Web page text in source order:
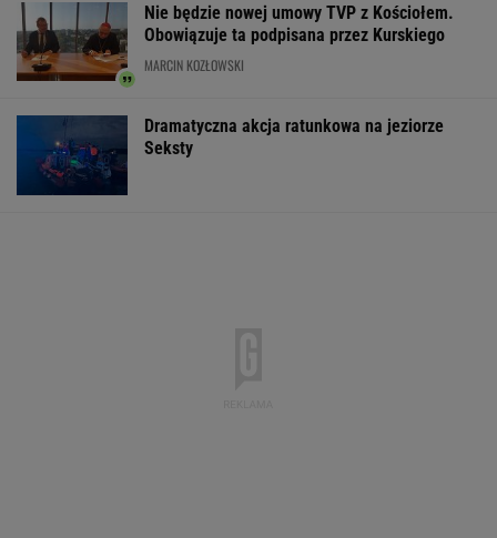
Nie będzie nowej umowy TVP z Kościołem.
Obowiązuje ta podpisana przez Kurskiego
MARCIN KOZŁOWSKI
Dramatyczna akcja ratunkowa na jeziorze
Seksty